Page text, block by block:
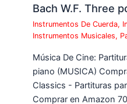
Bach W.F. Three
Instrumentos De Cuerda,
Instrumentos Musicales,
Música De Cine:
piano (MUSICA)
Classics - Partituras
Comprar en Amazon